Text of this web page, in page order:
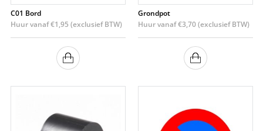
C01 Bord
Huur vanaf€1,95 (exclusief BTW)
Grondpot
Huur vanaf€3,70(exclusief BTW)